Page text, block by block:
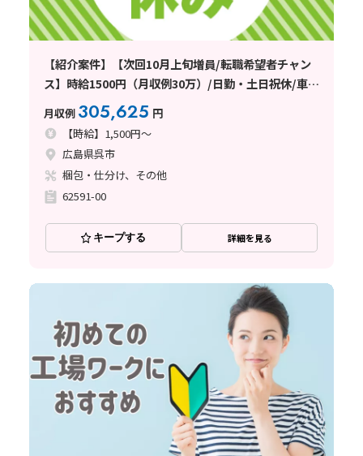
【紹介案件】【次回10月上旬増員/転職希望者チャン
ス】時給1500円（月収例30万）/日勤・土日祝休/車通
月収例 305,625 円
【時給】1,500円～
広島県呉市
梱包・仕分け、その他
62591-00
キープする 詳細を見る